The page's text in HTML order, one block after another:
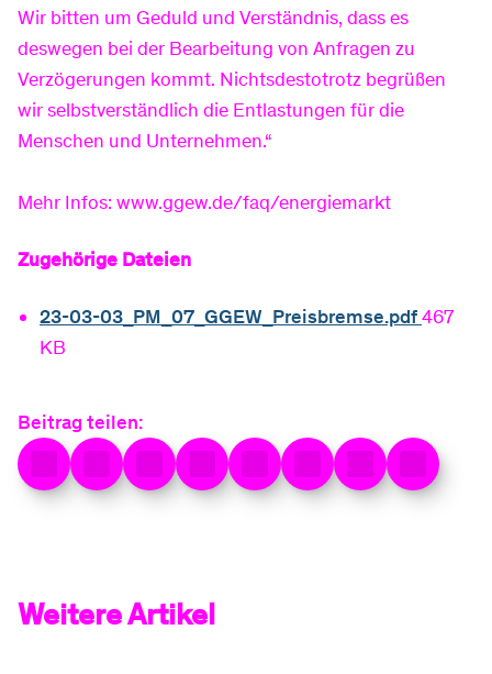
FAQ
Umzug melden
Vertrag kündigen
Tarif- & Produktwechsel
Anschluss ans Glasfasernetz
Planauskunft
Zähler-Service
Standrohr mieten
Service
FAQ
Umzug
Wir bitten um Geduld und Verständnis, dass es
deswegen bei der Bearbeitung von Anfragen zu
Verzögerungen kommt. Nichtsdestotrotz begrüßen
wir selbstverständlich die Entlastungen für die
Menschen und Unternehmen.“
Mehr Infos: www.ggew.de/faq/energiemarkt
Zugehörige Dateien
23-03-03_PM_07_GGEW_Preisbremse.pdf467
KB
Beitrag teilen:
Weitere Artikel